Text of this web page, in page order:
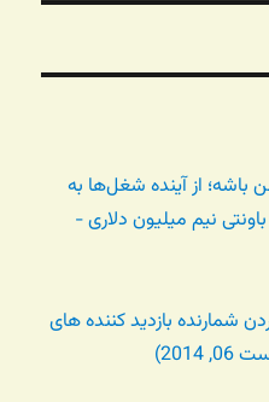
دلت روشن باشه؛ از آینده شغل‌ها به
نیم میلیون دلاری -
اضافه کردن شمارنده بازدید کننده های